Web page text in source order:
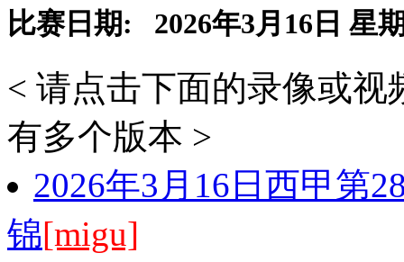
比赛日期: 2026年3月16日 星
< 请点击下面的录像或
有多个版本 >
2026年3月16日西甲第
锦[migu]